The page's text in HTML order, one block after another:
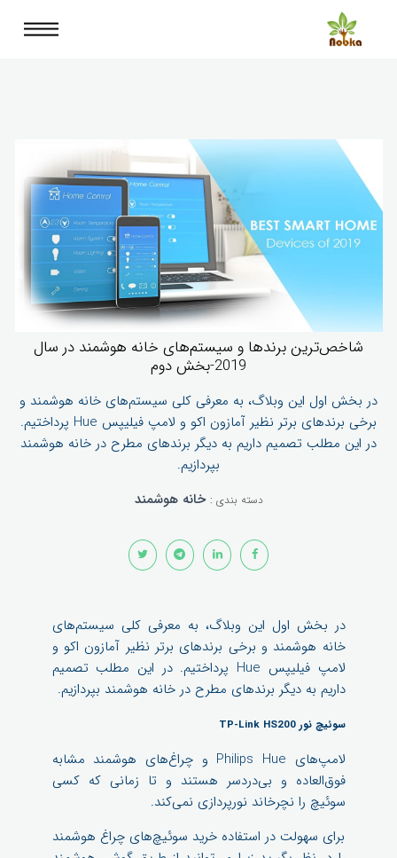
شاخص‌ترین برندها و سیستم‌های خانه هوشمند در سال
2019-بخش دوم
در بخش اول این وبلاگ، به معرفی کلی سیستم‌های خانه هوشمند و
برخی برندهای برتر نظیر آمازون اکو و لامپ فیلیپس Hue پرداختیم.
در این مطلب تصمیم داریم به دیگر برندهای مطرح در خانه هوشمند
بپردازیم.
دسته بندی : خانه‌ هوشمند
در بخش اول این وبلاگ، به معرفی کلی سیستم‌های
خانه هوشمند و برخی برندهای برتر نظیر آمازون اکو و
لامپ فیلیپس Hue پرداختیم. در این مطلب تصمیم
داریم به دیگر برندهای مطرح در خانه هوشمند بپردازیم.
سوئیچ نور TP-Link HS200
لامپ‌های Philips Hue و چراغ‌های هوشمند مشابه
فوق‌العاده و بی‌دردسر هستند و تا زمانی که کسی
سوئیچ را نچرخاند نورپردازی نمی‌کند.
برای سهولت در استفاده خرید سوئیچ‌های چراغ هوشمند